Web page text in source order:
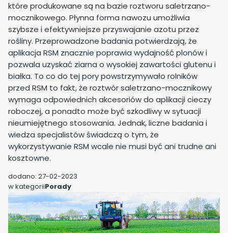
które produkowane są na bazie roztworu saletrzano-
mocznikowego. Płynna forma nawozu umożliwia
szybsze i efektywniejsze przyswajanie azotu przez
rośliny. Przeprowadzone badania potwierdzają, że
aplikacja RSM znacznie poprawia wydajność plonów i
pozwala uzyskać ziarna o wysokiej zawartości glutenu i
białka. To co do tej pory powstrzymywało rolników
przed RSM to fakt, że roztwór saletrzano-mocznikowy
wymaga odpowiednich akcesoriów do aplikacji cieczy
roboczej, a ponadto może być szkodliwy w sytuacji
nieumiejętnego stosowania. Jednak, liczne badania i
wiedza specjalistów świadczą o tym, że
wykorzystywanie RSM wcale nie musi być ani trudne ani
kosztowne.
dodano: 27-02-2023
w kategoriiPorady